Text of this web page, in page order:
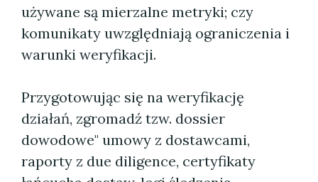
używane są mierzalne metryki; czy
komunikaty uwzględniają ograniczenia i
warunki weryfikacji.
Przygotowując się na weryfikację
działań, zgromadź tzw. dossier
dowodowe" umowy z dostawcami,
raporty z due diligence, certyfikaty